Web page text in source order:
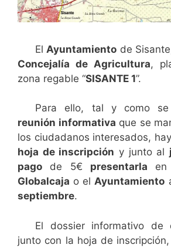
El Ayuntamiento de
Concejalía de Agricultura,
zona regable “SISANTE 1”.
Para ello, tal y como
reunión informativa que se
los ciudadanos interesados,
hoja de inscripción y junto al
pago de 5€ presentarla
Globalcaja o elAyuntamiento
septiembre.
El dossier informativo de
junto con la hoja de